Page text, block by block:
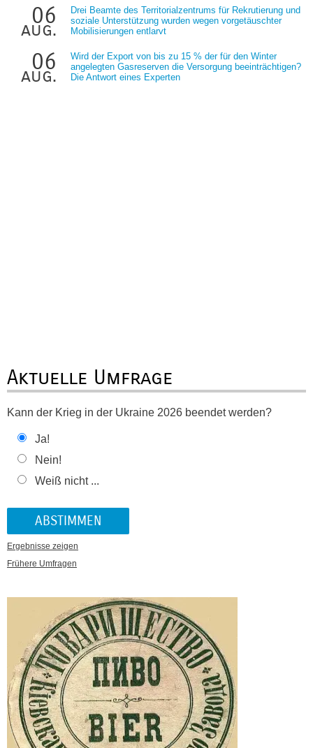
06
aug.
Drei Beamte des Territorialzentrums für Rekrutierung und
soziale Unterstützung wurden wegen vorgetäuschter
Mobilisierungen entlarvt
06
aug.
Wird der Export von bis zu 15 % der für den Winter
angelegten Gasreserven die Versorgung beeinträchtigen?
Die Antwort eines Experten
Aktuelle Umfrage
Kann der Krieg in der Ukraine 2026 beendet werden?
Ja!
Nein!
Weiß nicht ...
Ergebnisse zeigen
Frühere Umfragen